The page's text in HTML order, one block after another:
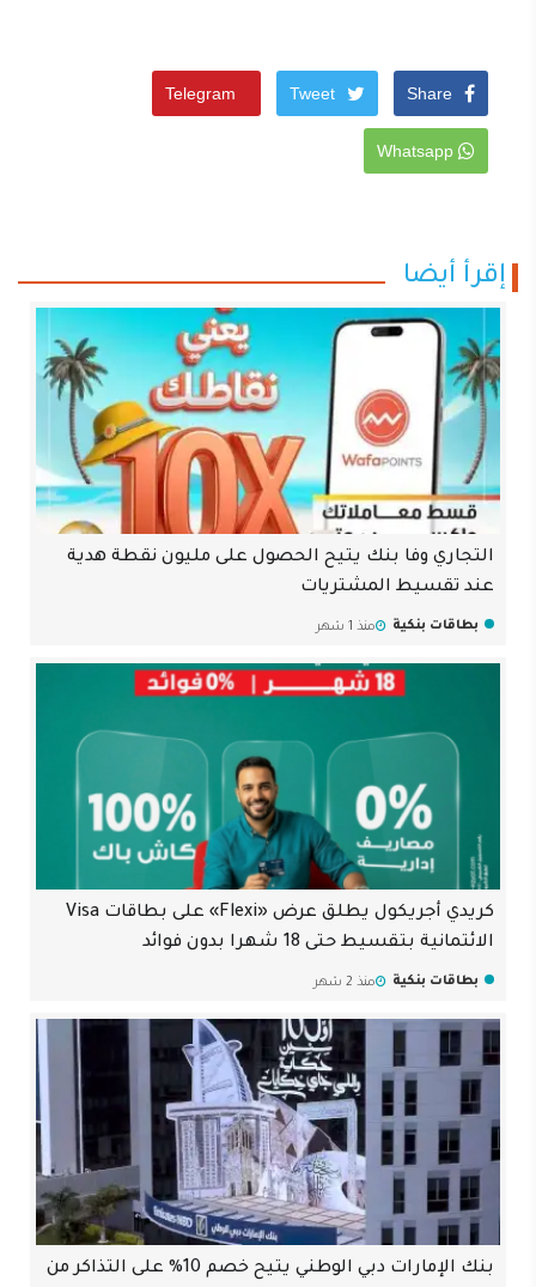
إقرأ أيضا
التجاري وفا بنك يتيح الحصول على مليون نقطة هدية
عند تقسيط المشتريات
بطاقات بنكية منذ 1 شهر
كريدي أجريكول يطلق عرض «Flexi» على بطاقات Visa
الائتمانية بتقسيط حتى 18 شهرا بدون فوائد
بطاقات بنكية منذ 2 شهر
بنك الإمارات دبي الوطني يتيح خصم 10% على التذاكر من